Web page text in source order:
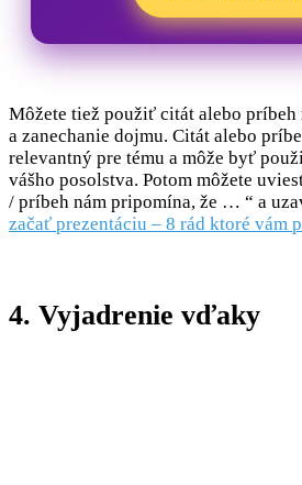
Môžete tiež použiť citát alebo príbeh
a zanechanie dojmu. Citát alebo
relevantný pre tému a môže byť
vášho posolstva. Potom môžete
/ príbeh nám pripomína, že … “ a
začať prezentáciu – 8 rád ktoré vám
4. Vyjadrenie vďaky